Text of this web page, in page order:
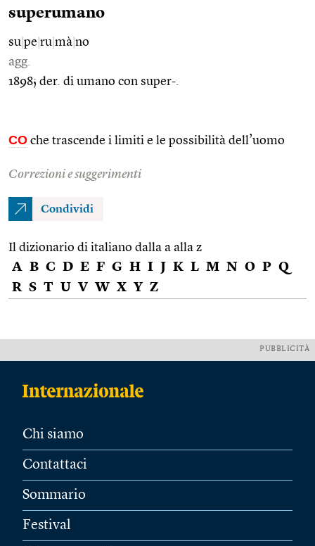
superumano
su pe ru mà no
agg.
1898; der. di umano con super-.
CO che trascende i limiti e le possibilità dell’uomo
Correzioni e suggerimenti
Condividi
Il dizionario di italiano dalla a alla z
A B C D E F G H I J K L M N O P Q
R S T U V W X Y Z
PUBBLICITÀ
Chi siamo
Contattaci
Sommario
Festival